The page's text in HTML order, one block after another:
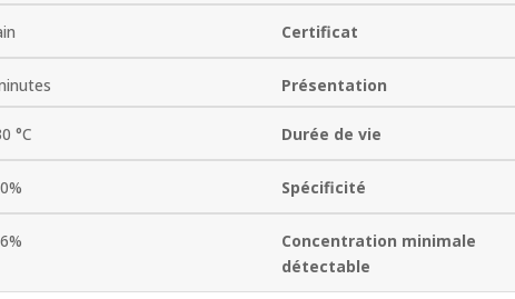
Certificat
Présentation
°C Durée de vie
Spécificité
Concentration minimale
détectable